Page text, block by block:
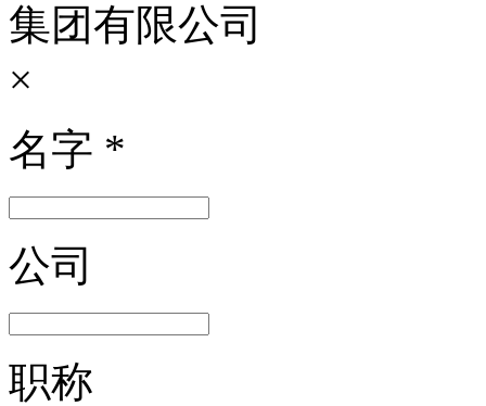
集团有限公司
×
名字 *
公司
职称